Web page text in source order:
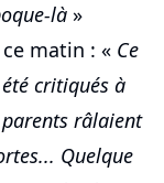
là »
ce matin : « Ce
critiqués à
râlaient
Quelque